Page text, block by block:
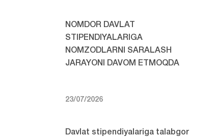
NOMDOR DAVLAT
STIPENDIYALARIGA
NOMZODLARNI SARALASH
JARAYONI DAVOM ETMOQDA
23/07/2026
Davlat stipendiyalariga talabgor